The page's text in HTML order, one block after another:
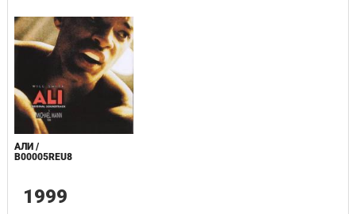
АЛИ /
B00005REU8
1999